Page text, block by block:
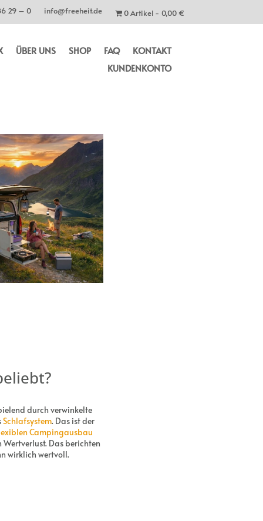
29 – 0 info@freeheit.de 0 Artikel 0,00 €
ÜBER UNS SHOP FAQ
KONTAKT
KUNDENKONTO
durch verwinkelte
Schlafsystem. Das ist der
Campingausbau
Das berichten
wirklich wertvoll.